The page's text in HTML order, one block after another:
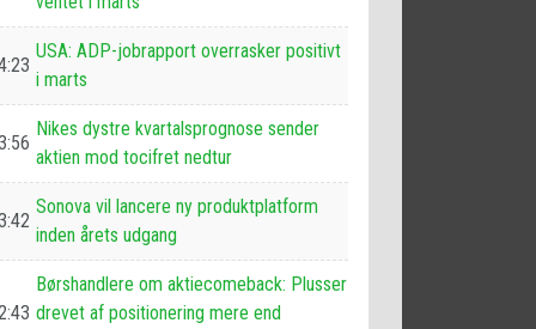
USA: ADP-jobrapport overrasker positivt
i marts
Nikes dystre kvartalsprognose sender
aktien mod tocifret nedtur
Sonova vil lancere ny produktplatform
inden årets udgang
Børshandlere om aktiecomeback: Plusser
drevet af positionering mere end